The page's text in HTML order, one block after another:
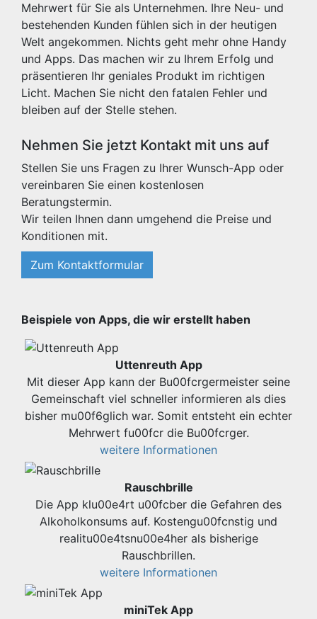
Mehrwert für Sie als Unternehmen. Ihre Neu- und
bestehenden Kunden fühlen sich in der heutigen
Welt angekommen. Nichts geht mehr ohne Handy
und Apps. Das machen wir zu Ihrem Erfolg und
präsentieren Ihr geniales Produkt im richtigen
Licht. Machen Sie nicht den fatalen Fehler und
bleiben auf der Stelle stehen.
Nehmen Sie jetzt Kontakt mit uns auf
Stellen Sie uns Fragen zu Ihrer Wunsch-App oder
vereinbaren Sie einen kostenlosen
Beratungstermin.
Wir teilen Ihnen dann umgehend die Preise und
Konditionen mit.
Zum Kontaktformular
Beispiele von Apps, die wir erstellt haben
Uttenreuth App
Mit dieser App kann der Bu00fcrgermeister seine
Gemeinschaft viel schneller informieren als dies
bisher mu00f6glich war. Somit entsteht ein echter
Mehrwert fu00fcr die Bu00fcrger.
weitere Informationen
Rauschbrille
Die App klu00e4rt u00fcber die Gefahren des
Alkoholkonsums auf. Kostengu00fcnstig und
realitu00e4tsnu00e4her als bisherige
Rauschbrillen.
weitere Informationen
miniTek App